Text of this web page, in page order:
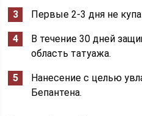
Первые 2-3 дня не
В течение 30 дней
область татуажа.
Нанесение с целью
Бепантена.